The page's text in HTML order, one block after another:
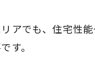
リアでも、住宅性
す。